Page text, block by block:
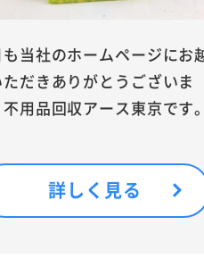
当社のホームページにお
だきありがとうございま
用品回収アース東京です。
詳しく見る